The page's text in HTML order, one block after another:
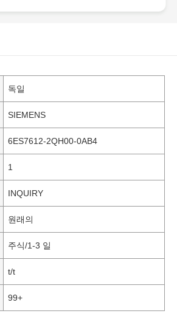
독일
SIEMENS
6ES7612-2QH00-0AB4
1
INQUIRY
원래의
주식/1-3 일
t/t
99+